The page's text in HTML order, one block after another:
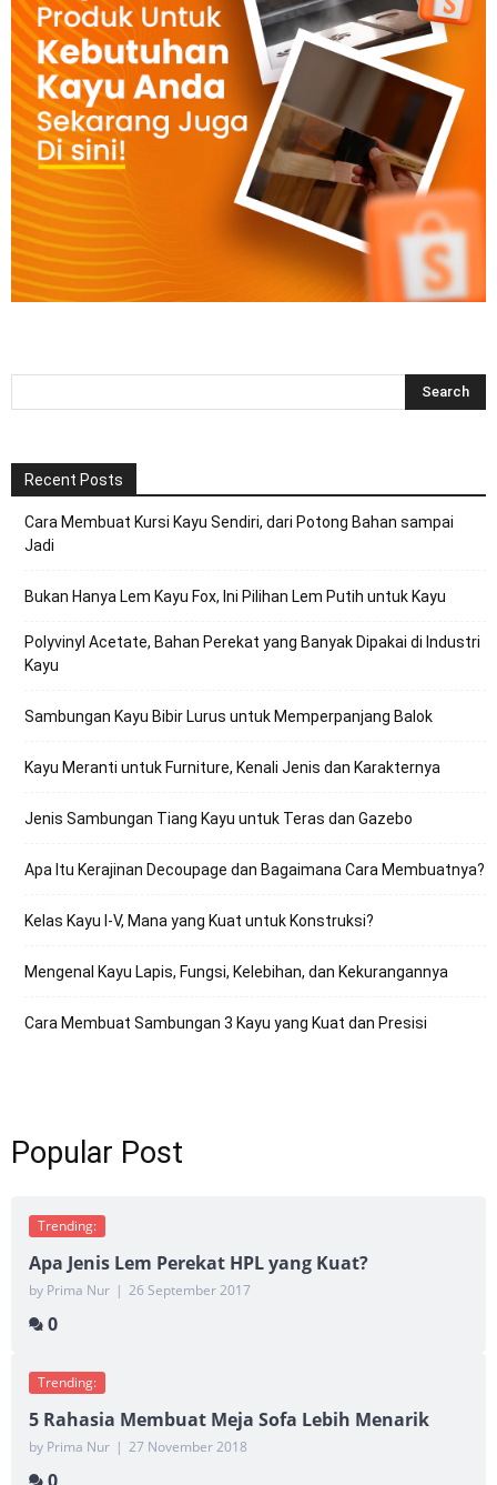
Recent Posts
Cara Membuat Kursi Kayu Sendiri, dari Potong Bahan sampai
Jadi
Bukan Hanya Lem Kayu Fox, Ini Pilihan Lem Putih untuk Kayu
Polyvinyl Acetate, Bahan Perekat yang Banyak Dipakai di Industri
Kayu
Sambungan Kayu Bibir Lurus untuk Memperpanjang Balok
Kayu Meranti untuk Furniture, Kenali Jenis dan Karakternya
Jenis Sambungan Tiang Kayu untuk Teras dan Gazebo
Apa Itu Kerajinan Decoupage dan Bagaimana Cara Membuatnya?
Kelas Kayu I-V, Mana yang Kuat untuk Konstruksi?
Mengenal Kayu Lapis, Fungsi, Kelebihan, dan Kekurangannya
Cara Membuat Sambungan 3 Kayu yang Kuat dan Presisi
Popular Post
Trending:
Apa Jenis Lem Perekat HPL yang Kuat?
by Prima Nur | 26 September 2017
0
Trending:
5 Rahasia Membuat Meja Sofa Lebih Menarik
by Prima Nur | 27 November 2018